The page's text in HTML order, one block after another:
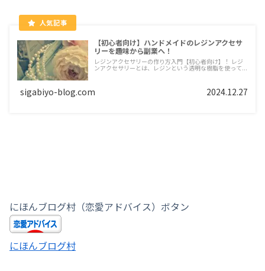
【初心者向け】ハンドメイドのレジンアクセサ
リーを趣味から副業へ！
レジンアクセサリーの作り方入門【初心者向け】！ レジ
ンアクセサリーとは、レジンという透明な樹脂を使って...
sigabiyo-blog.com 2024.12.27
にほんブログ村（恋愛アドバイス）ボタン
にほんブログ村